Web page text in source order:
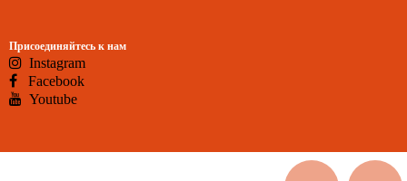
Присоединяйтесь к нам
Instagram
Facebook
Youtube